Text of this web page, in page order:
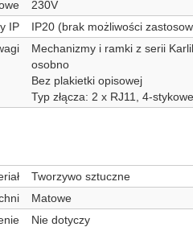
230V
IP
IP20 (brak możliwości
Mechanizmy i ramki z serii
osobno
Bez plakietki opisowej
Typ złącza: 2 x RJ11, 4-
Tworzywo sztuczne
Matowe
Nie dotyczy